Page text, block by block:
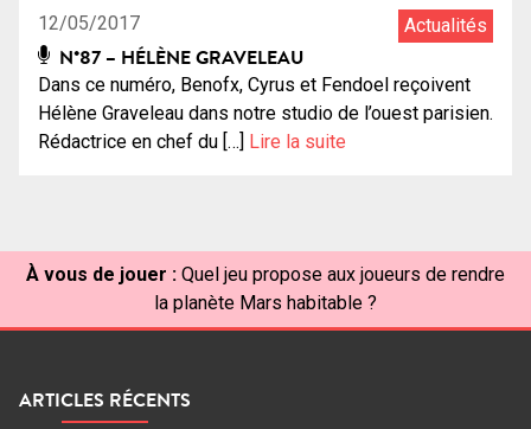
12/05/2017 Actualités
N°87 – HÉLÈNE GRAVELEAU
Dans ce numéro, Benofx, Cyrus et Fendoel reçoivent
Hélène Graveleau dans notre studio de l’ouest parisien.
Rédactrice en chef du […]
Lire la suite
À vous de jouer : Quel jeu propose aux joueurs de rendre
la planète Mars habitable ?
ARTICLES RÉCENTS